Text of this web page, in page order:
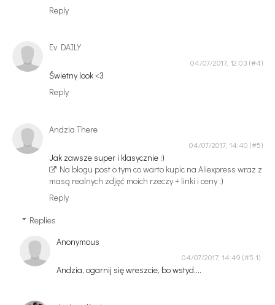
Reply
Ev DAILY
04/07/2017, 12:03
Świetny look <3
Reply
Andzia There
04/07/2017, 14:40
Jak zawsze super i klasycznie :)
Na blogu post o tym co warto kupic na Aliexpress wraz z
masą realnych zdjęć moich rzeczy + linki i ceny :)
Reply
Replies
Anonymous
04/07/2017, 14:49
Andzia, ogarnij się wreszcie, bo wstyd....